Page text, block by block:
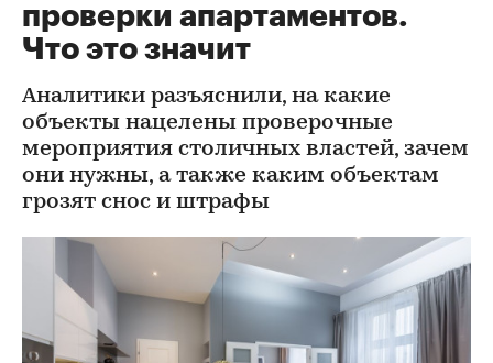
проверки апартаментов.
Что это значит
Аналитики разъяснили, на какие
объекты нацелены проверочные
мероприятия столичных властей, зачем
они нужны, а также каким объектам
грозят снос и штрафы